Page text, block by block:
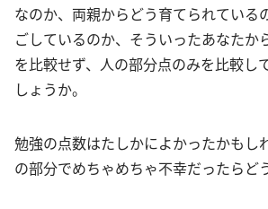
なのか、両親からどう育てられている
ごしているのか、そういったあなたか
を比較せず、人の部分点のみを比較し
しょうか。
勉強の点数はたしかによかったかもし
の部分でめちゃめちゃ不幸だったらど